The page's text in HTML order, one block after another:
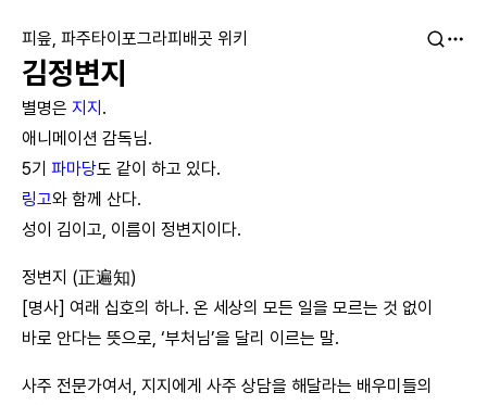
피읖, 파주타이포그라피배곳 위키
김정변지
별명은 지지.
애니메이션 감독님.
5기 파마당도 같이 하고 있다.
링고와 함께 산다.
성이 김이고, 이름이 정변지이다.
정변지 (正遍知)
[명사] 여래 십호의 하나. 온 세상의 모든 일을 모르는 것 없이
바로 안다는 뜻으로, ‘부처님’을 달리 이르는 말.
사주 전문가여서, 지지에게 사주 상담을 해달라는 배우미들의